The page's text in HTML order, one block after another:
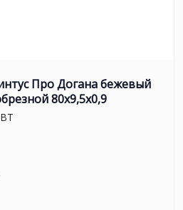
Про Догана бежевый
80x9,5x0,9